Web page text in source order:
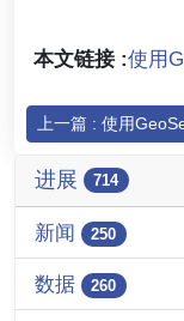
本文链接 :使用
上一篇 : 使用
进展 714
新闻 250
数据 260